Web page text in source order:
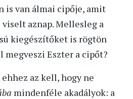
is van álmai cipője, amit
aznap. Mellesleg a
kiegészítőket is rögtön
megveszi Eszter a cipőt?
az kell, hogy ne
mindenféle akadályok: a